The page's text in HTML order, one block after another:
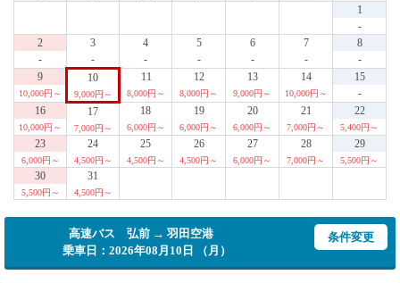
1
-
2
-
3
-
4
-
5
-
6
-
7
-
8
-
9
10,000円～
10
9,000円～
11
8,000円～
12
8,000円～
13
9,000円～
14
10,000円～
15
-
16
10,000円～
17
7,000円～
18
6,000円～
19
6,000円～
20
6,000円～
21
7,000円～
22
5,400円～
23
6,000円～
24
4,500円～
25
4,500円～
26
4,500円～
27
6,000円～
28
7,000円～
29
5,500円～
30
5,500円～
31
4,500円～
高速バス 弘前 → 羽田空港
乗車日：2026年08月10日 （月）
条件変更